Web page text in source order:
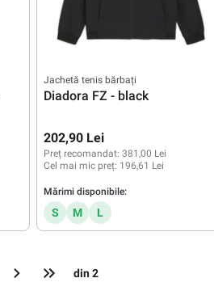
Jachetă tenis bărbați
Diadora FZ - black
202,90 Lei
Preț recomandat: 381,00 Lei
Cel mai mic preț: 196,61 Lei
Mărimi disponibile:
S M L
din 2